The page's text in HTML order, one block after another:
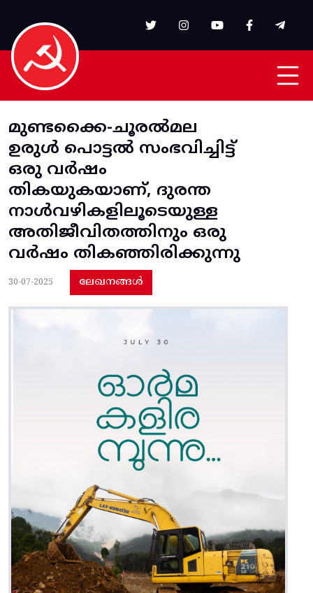
മുണ്ടക്കൈ-ചൂരല്‍മല
ഉരുൾ പൊട്ടൽ സംഭവിച്ചിട്ട്
ഒരു വർഷം
തികയുകയാണ്, ദുരന്ത
നാള്‍വഴികളിലൂടെയുള്ള
അതിജീവിതത്തിനും ഒരു
വർഷം തികഞ്ഞിരിക്കുന്നു
30-07-2025 ലേഖനങ്ങൾ